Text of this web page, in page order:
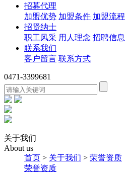
招募代理
加盟优势 加盟条件 加盟流程
招贤纳士
职工风采 用人理念 招聘信息
联系我们
客户留言 联系方式
0471-3399681
关于我们
About us
首页 > 关于我们 > 荣誉资质
荣誉资质